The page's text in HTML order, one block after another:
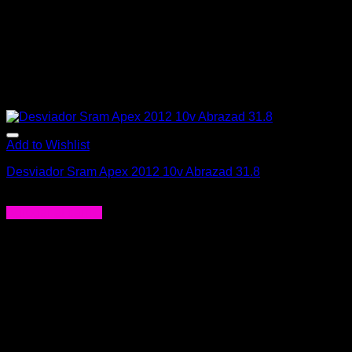
Add to Wishlist
Desviador Sram Apex 2012 10v Abrazad 31.8